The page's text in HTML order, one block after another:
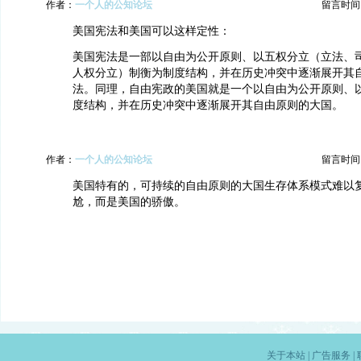
作者： 一个人的公知论坛 留言时间
美国宪法和美国可以这样定性：
美国宪法是一部以自由为公开原则、以五权分立（立法、
人权分立）制衡为制度结构，并在历史冲突中逐渐展开其
法。同理，自由宪政的美国就是一个以自由为公开原则、
度结构，并在历史冲突中逐渐展开其自由原则的大国。
作者： 一个人的公知论坛 留言时间
美国特有的，可持续的自由原则的大国生存体系模式难以
尬，而是美国的骄傲。
关于本站| 广告服务